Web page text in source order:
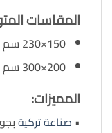
المقاسات
150×230 سم
200×300 سم
المميزات:
• صناعة تركية